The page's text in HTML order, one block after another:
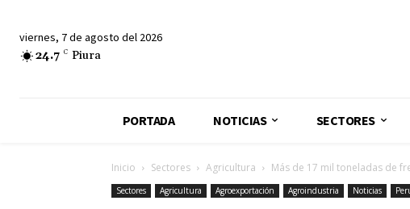
viernes, 7 de agosto del 2026
24.7 C Piura
PORTADA NOTICIAS SECTORES
Inicio Sectores Agricultura Más de 17 mil toneladas de
Sectores Agricultura Agroexportación Agroindustria Noticias